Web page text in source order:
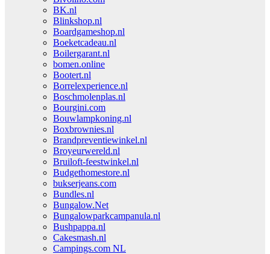
BK.nl
Blinkshop.nl
Boardgameshop.nl
Boeketcadeau.nl
Boilergarant.nl
bomen.online
Bootert.nl
Borrelexperience.nl
Boschmolenplas.nl
Bourgini.com
Bouwlampkoning.nl
Boxbrownies.nl
Brandpreventiewinkel.nl
Broyeurwereld.nl
Bruiloft-feestwinkel.nl
Budgethomestore.nl
bukserjeans.com
Bundles.nl
Bungalow.Net
Bungalowparkcampanula.nl
Bushpappa.nl
Cakesmash.nl
Campings.com NL